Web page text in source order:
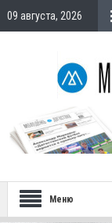
09 августа, 2026
Меню